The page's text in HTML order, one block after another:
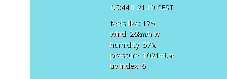
05:44
21:19 CEST
feels like: 17°c
wind: 26km/hw
humidity: 57%
pressure: 1021mbar
uv index: 6